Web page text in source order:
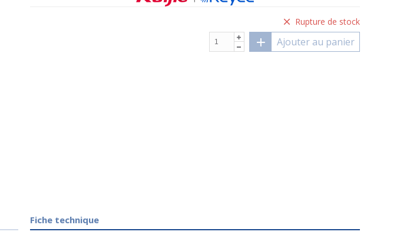
Rupture de stock
Ajouter au panier
Fiche technique